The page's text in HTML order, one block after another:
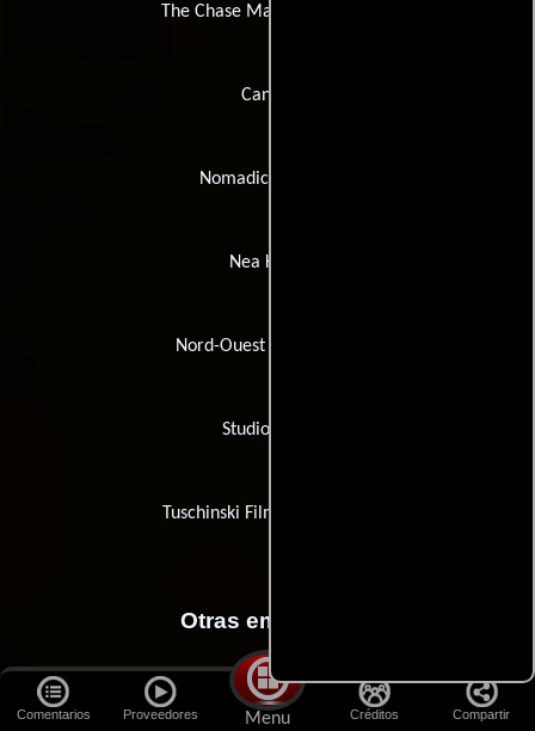
Comentarios Proveedores Menu Créditos Compartir
The Chase Manhattan Bank
Canal+
Nomadic Pictures
Nea Kinisi
Nord-Ouest Productions
StudioCanal
Tuschinski Film Distribution
Otras empresas
Technovision France